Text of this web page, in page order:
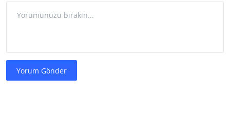
Yorum Gönder